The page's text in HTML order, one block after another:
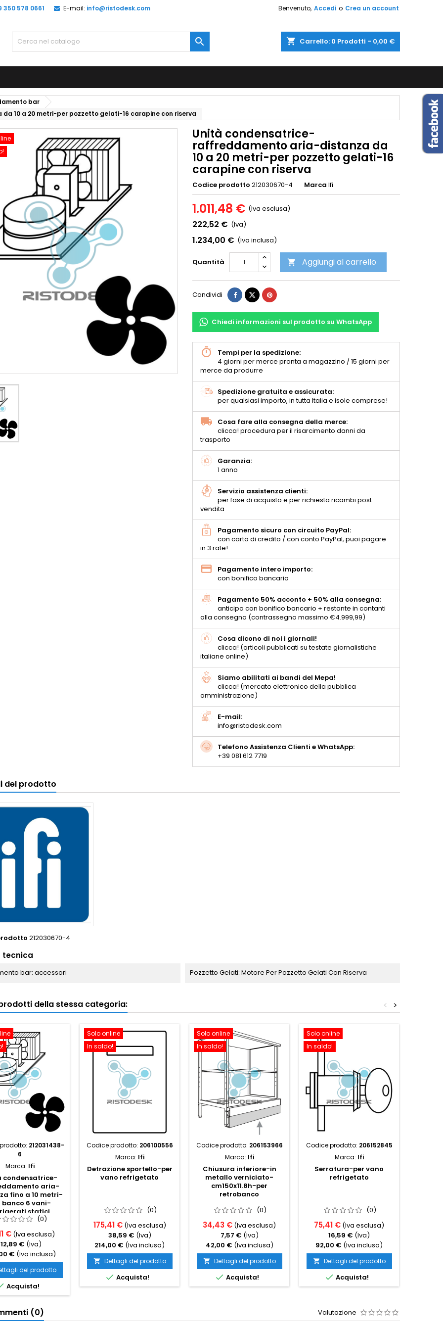
350 578 0661 E-mail: info@ristodesk.com Benvenuto, Accedi o Crea un account
shopping_cart Carrello: 0 Prodotti - 0,00 €

bar
10 a 20 metri-per pozzetto gelati-16 carapine con riserva
Unità condensatrice-
raffreddamento aria-distanza da
10 a 20 metri-per pozzetto gelati-16
carapine con riserva
Codice prodotto 212030670-4 Marca Ifi
1.011,48 € (Iva esclusa)
222,52 € (Iva)
1.234,00 € (Iva inclusa)
Quantità  Aggiungi al carrello
Condividi
Chiedi informazioni sul prodotto su WhatsApp
Tempi per la spedizione:
4 giorni per merce pronta a magazzino / 15 giorni per
merce da produrre
Spedizione gratuita e assicurata:
per qualsiasi importo, in tutta Italia e isole comprese!
Cosa fare alla consegna della merce:
clicca! procedura per il risarcimento danni da
trasporto
Garanzia:
1 anno
Servizio assistenza clienti:
per fase di acquisto e per richiesta ricambi post
vendita
Pagamento sicuro con circuito PayPal:
con carta di credito / con conto PayPal, puoi pagare
in 3 rate!
Pagamento intero importo:
con bonifico bancario
Pagamento 50% acconto + 50% alla consegna:
anticipo con bonifico bancario + restante in contanti
alla consegna (contrassegno massimo €4.999,99)
Cosa dicono di noi i giornali!
clicca! (articoli pubblicati su testate giornalistiche
italiane online)
Siamo abilitati ai bandi del Mepa!
clicca! (mercato elettronico della pubblica
amministrazione)
E-mail:
info@ristodesk.com
Telefono Assistenza Clienti e WhatsApp:
+39 081 612 7719
del prodotto
212030670-4
tecnica
bar: accessori Pozzetto Gelati: Motore Per Pozzetto Gelati Con Riserva
della stessa categoria: >
<
212031438-
6
Marca: Ifi
condensatrice-
aria-
fino a 10 metri-
banco 6 vani-
statici
(0)
€ (Iva esclusa)
€ (Iva)
€ (Iva inclusa)
del prodotto
Acquista!
Solo online
In saldo!
Codice prodotto: 206100556
Marca: Ifi
Detrazione sportello-per
vano refrigetato
(0)
175,41 € (Iva esclusa)
38,59 € (Iva)
214,00 € (Iva inclusa)
 Dettagli del prodotto
 Acquista!
Solo online
In saldo!
Codice prodotto: 206153966
Marca: Ifi
Chiusura inferiore-in
metallo verniciato-
cm150x11.8h-per
retrobanco
(0)
34,43 € (Iva esclusa)
7,57 € (Iva)
42,00 € (Iva inclusa)
 Dettagli del prodotto
 Acquista!
Solo online
In saldo!
Codice prodotto: 206152845
Marca: Ifi
Serratura-per vano
refrigetato
(0)
75,41 € (Iva esclusa)
16,59 € (Iva)
92,00 € (Iva inclusa)
 Dettagli del prodotto
 Acquista!
(0) Valutazione